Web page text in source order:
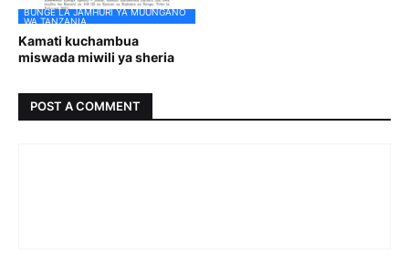
BUNGE LA JAMHURI YA MUUNGANO
WA TANZANIA
Kamati kuchambua
miswada miwili ya sheria
POST A COMMENT